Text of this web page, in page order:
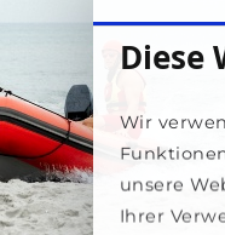
Diese
Wir
unsere
Ihrer